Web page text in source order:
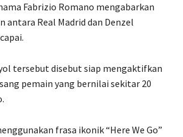
Fabrizio Romano mengabarkan
antara Real Madrid dan Denzel
tersebut disebut siap mengaktifkan
pemain yang bernilai sekitar 20
frasa ikonik “Here We Go”